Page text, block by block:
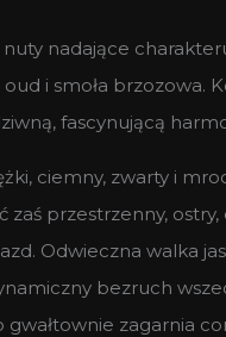
nadające
i smoła brzozowa.
fascynującą
ciemny, zwarty i
zaś przestrzenny,
Odwieczna walka
bezruch
gwałtownie zagarnia